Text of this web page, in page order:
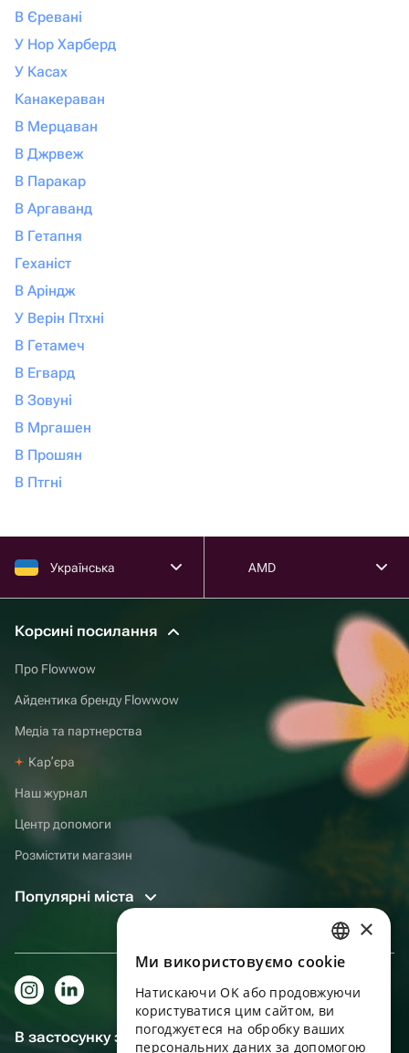
В Єревані
У Нор Харберд
У Касах
Канакераван
В Мерцаван
В Джрвеж
В Паракар
В Аргаванд
В Гетапня
Геханіст
В Аріндж
У Верін Птхні
В Гетамеч
В Егвард
В Зовуні
В Мргашен
В Прошян
В Птгні
Українська AMD
Корсині посилання
Про Flowwow
Айдентика бренду Flowwow
Медіа та партнерства
Карʼєра
Наш журнал
Центр допомоги
Розмістити магазин
Популярні міста
В застосунку зручніше!
RUSSIAN
ENGLISH
UKRAINIAN
×
Ми використовуємо cookie
Натискаючи OK або продовжуючи
користуватися цим сайтом, ви
погоджуєтеся на обробку ваших
персональних даних за допомогою